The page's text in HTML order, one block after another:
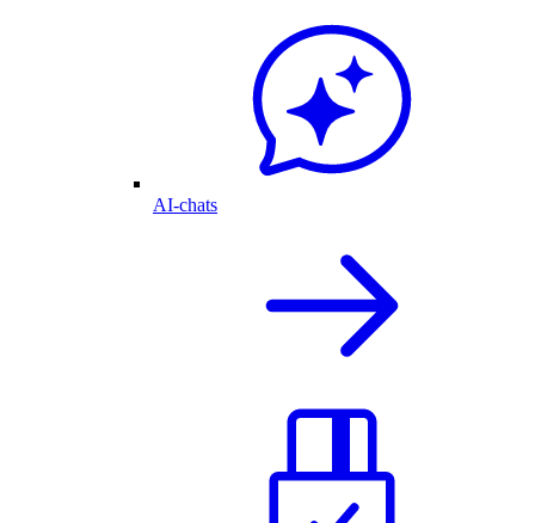
AI-chats